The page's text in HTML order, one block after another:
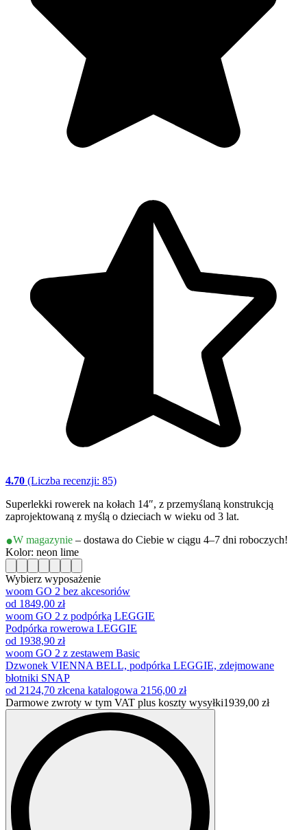
4.70 (Liczba recenzji: 85)
Superlekki rowerek na kołach 14″, z przemyślaną konstrukcją
zaprojektowaną z myślą o dzieciach w wieku od 3 lat.
W magazynie – dostawa do Ciebie w ciągu 4–7 dni roboczych!
Kolor: neon lime
Wybierz wyposażenie
woom GO 2 bez akcesoriów
od 1849,00 zł
woom GO 2 z podpórką LEGGIE
Podpórka rowerowa LEGGIE
od 1938,90 zł
woom GO 2 z zestawem Basic
Dzwonek VIENNA BELL, podpórka LEGGIE, zdejmowane
błotniki SNAP
od 2124,70 złcena katalogowa 2156,00 zł
Darmowe zwroty w tym VAT plus koszty wysyłki1939,00 zł